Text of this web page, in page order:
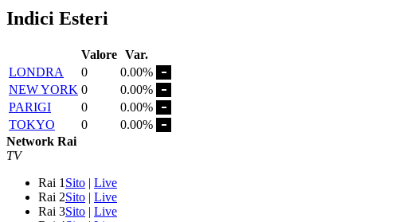
Indici Esteri
Valore Var.
LONDRA
0
0.00%
NEW YORK 0
0.00%
PARIGI
0
0.00%
TOKYO
0
0.00%
Network Rai
TV
Rai 1 Sito | Live
Rai 2Sito | Live
Rai 3Sito | Live